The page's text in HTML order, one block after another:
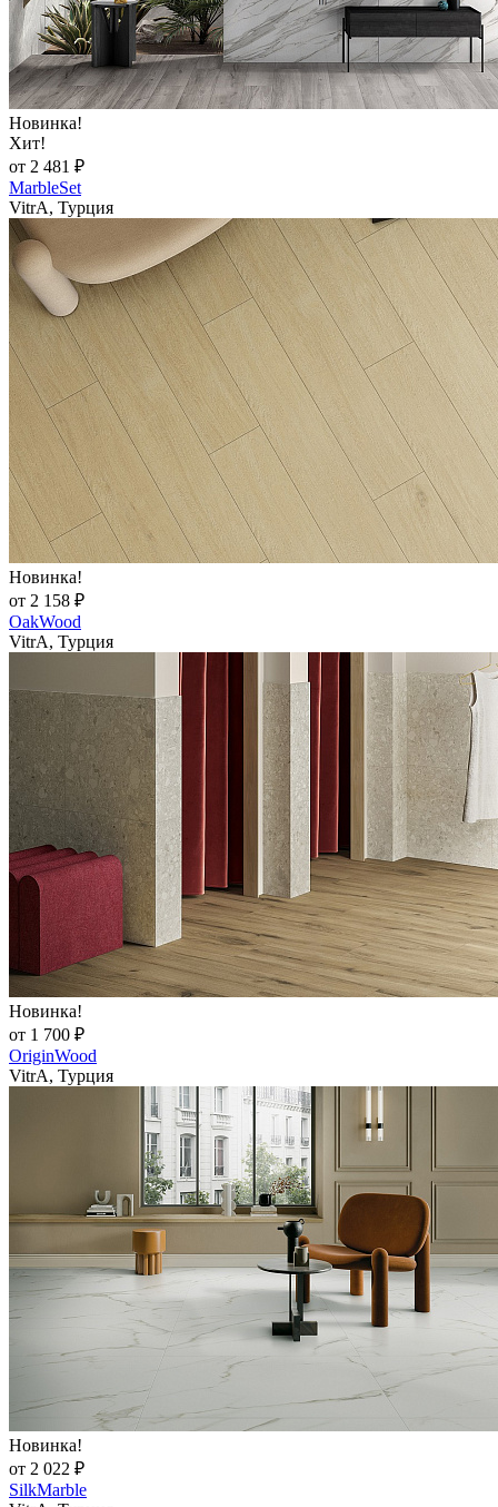
Новинка!
Хит!
от 2 481 ₽
MarbleSet
VitrA, Турция
Новинка!
от 2 158 ₽
OakWood
VitrA, Турция
Новинка!
от 1 700 ₽
OriginWood
VitrA, Турция
Новинка!
от 2 022 ₽
SilkMarble